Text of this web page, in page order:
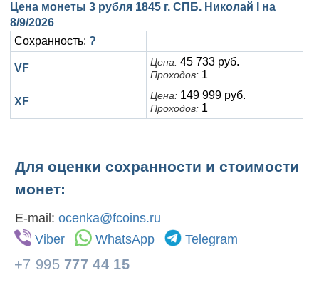
Медь
Для Речи Посполитой
Цена монеты 3 рубля 1845 г. СПБ. Николай I на
8/9/2026
Сохранность: ?
VF Цена: 45 733 руб.
Проходов: 1
XF Цена: 149 999 руб.
Проходов: 1
Для оценки сохранности и стоимости
монет:
E-mail: ocenka@fcoins.ru
Viber
WhatsApp Telegram
+7 995 777 44 15